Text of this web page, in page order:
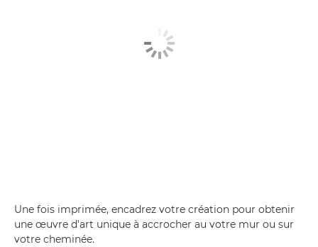
Une fois imprimée, encadrez votre création pour obtenir
une œuvre d'art unique à accrocher au votre mur ou sur
votre cheminée.